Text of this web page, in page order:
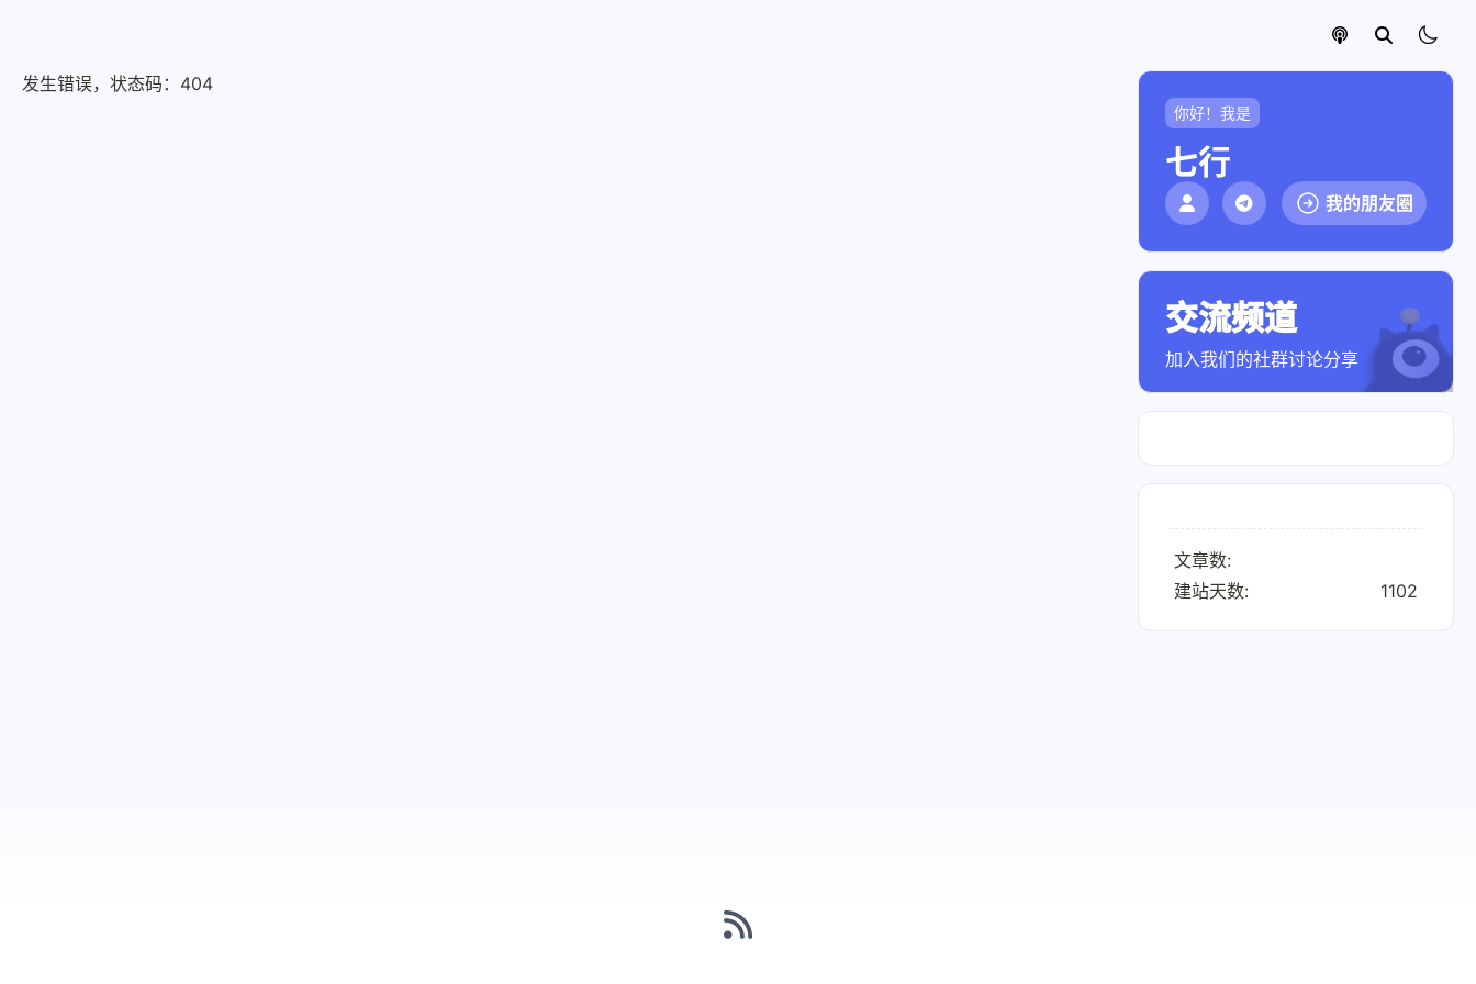
发生错误，状态码： 404
你好！我是
七行
我的朋友圈
交流频道
加入我们的社群讨论分享
点击加入社群
文章数:
建站天数:
1102